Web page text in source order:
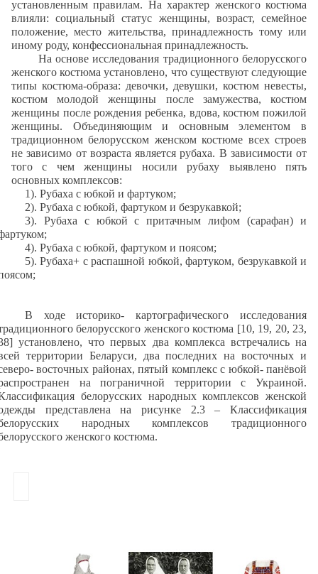
установленным правилам. На характер женского костюма
влияли: социальный статус женщины, возраст, семейное
положение, место жительства, принадлежность тому или
иному роду, конфессиональная принадлежность.
На основе исследования традиционного белорусского
женского костюма установлено, что существуют следующие
типы костюма-образа: девочки, девушки, костюм невесты,
костюм молодой женщины после замужества, костюм
женщины после рождения ребенка, вдова, костюм пожилой
женщины. Объединяющим и основным элементом в
традиционном белорусском женском костюме всех строев
не зависимо от возраста является рубаха. В зависимости от
того с чем женщины носили рубаху выявлено пять
основных комплексов:
1). Рубаха с юбкой и фартуком;
2). Рубаха с юбкой, фартуком и безрукавкой;
3). Рубаха с юбкой с притачным лифом (сарафан) и
4). Рубаха с юбкой, фартуком и поясом;
5). Рубаха+ с распашной юбкой, фартуком, безрукавкой и
В ходе историко- картографического исследования
белорусского женского костюма [10, 19, 20, 23,
] установлено, что первых два комплекса встречались на
территории Беларуси, два последних на восточных и
восточных районах, пятый комплекс с юбкой- панёвой
на пограничной территории с Украиной.
белорусских народных комплексов женской
представлена на рисунке 2.3 – Классификация
народных комплексов традиционного
женского костюма.